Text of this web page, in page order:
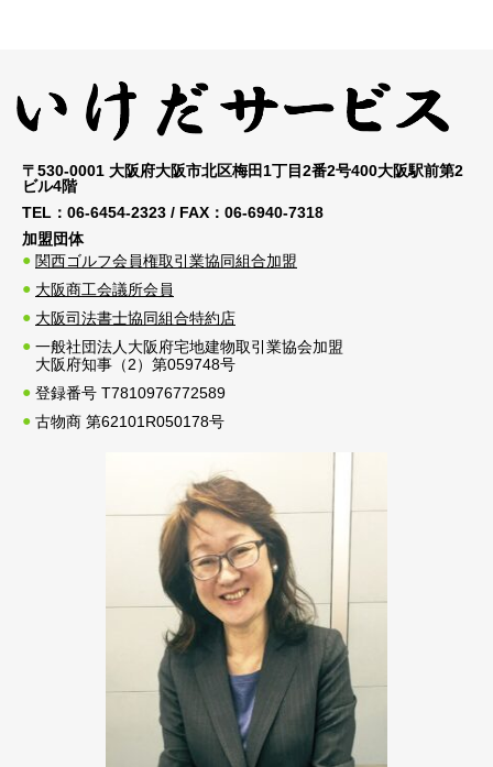
〒530-0001 大阪府大阪市北区梅田1丁目2番2号400大阪駅前第2
ビル4階
TEL： 06-6454-2323 / FAX： 06-6940-7318
加盟団体
関西ゴルフ会員権取引業協同組合加盟
大阪商工会議所会員
大阪司法書士協同組合特約店
一般社団法人大阪府宅地建物取引業協会加盟
大阪府知事（2）第059748号
登録番号 T7810976772589
古物商 第62101R050178号